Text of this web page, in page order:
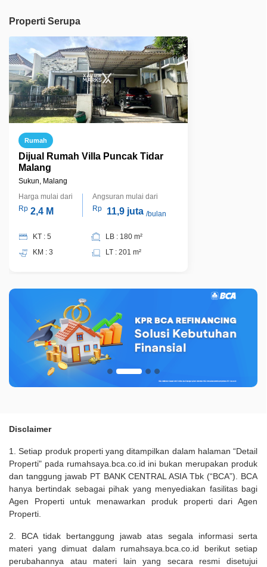
Properti Serupa
Rumah
Dijual Rumah Villa Puncak Tidar
Malang
Sukun, Malang
Harga mulai dari
Rp 2,4 M
Angsuran mulai dari
Rp
11,9 juta /bulan
KT : 5
KM : 3
LB : 180 m²
LT : 201 m²
Disclaimer
1. Setiap produk properti yang ditampilkan dalam halaman “Detail
Properti" pada rumahsaya.bca.co.id ini bukan merupakan produk
dan tanggung jawab PT BANK CENTRAL ASIA Tbk (“BCA”). BCA
hanya bertindak sebagai pihak yang menyediakan fasilitas bagi
Agen Properti untuk menawarkan produk properti dari Agen
Properti.
2. BCA tidak bertanggung jawab atas segala informasi serta
materi yang dimuat dalam rumahsaya.bca.co.id berikut setiap
perubahannya atau materi lain yang secara resmi disetujui